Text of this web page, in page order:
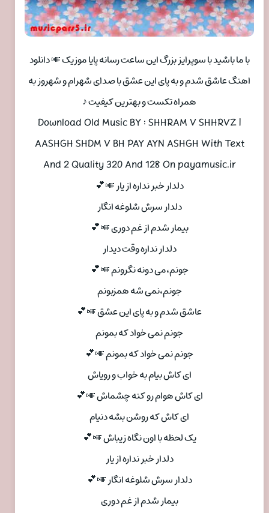
با ما باشید با سوپرایز بزرگ این ساعت رسانه پایا موزیک 🎺 دانلود
اهنگ عاشق شدم و به پای این عشق با صدای شهرام و شهروز به
همراه تکست و بهترین کیفیت ♪
Download Old Music BY : SHHRAM V SHHRVZ |
AASHGH SHDM V BH PAY AYN ASHGH With Text
And 2 Quality 320 And 128 On payamusic.ir
دلدار خبر نداره از یار 🎺💕
دلدار سرش شلوغه انگار
بیمار شدم از غم دوری 🎺💕
دلدار نداره وقت دیدار
جونم،می دونه نگرونم 🎺💕
جونم،نمی شه همزبونم
عاشق شدم و به پای این عشق 🎺💕
جونم نمی خواد که بمونم
جونم نمی خواد که بمونم 🎺💕
ای کاش بیام به خواب و رویاش
ای کاش هوام رو کنه چشماش 🎺💕
ای کاش که روشن بشه دنیام
یک لحظه با اون نگاه زیباش 🎺💕
دلدار خبر نداره از یار
دلدار سرش شلوغه انگار 🎺💕
بیمار شدم از غم دوری